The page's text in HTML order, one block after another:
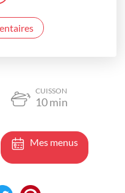
CUISSON
10min
Mes menus